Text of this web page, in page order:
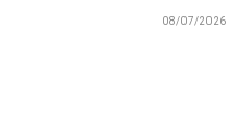
08/07/2026